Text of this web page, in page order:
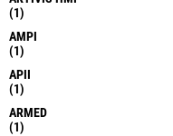
(1)
AMPI
(1)
APII
(1)
ARMED
(1)